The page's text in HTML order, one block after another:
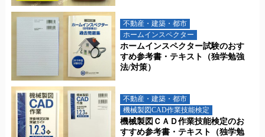
不動産・建築・都市
ホームインスペクター
ホームインスペクター試験のおす
すめ参考書・テキスト（独学勉強
法/対策）
不動産・建築・都市
機械製図CAD作業技能検定
機械製図ＣＡＤ作業技能検定のお
すすめ参考書・テキスト（独学勉